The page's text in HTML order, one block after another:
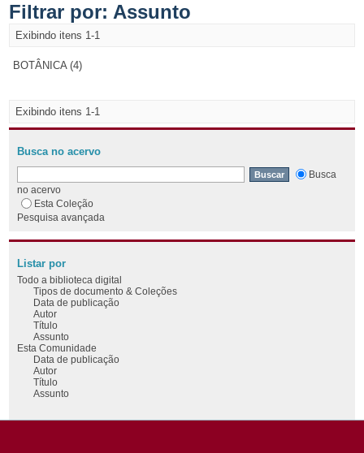
Filtrar por: Assunto
Exibindo itens 1-1
BOTÂNICA (4)
Exibindo itens 1-1
Busca no acervo
Busca
no acervo
Esta Coleção
Pesquisa avançada
Listar por
Todo a biblioteca digital
Tipos de documento & Coleções
Data de publicação
Autor
Título
Assunto
Esta Comunidade
Data de publicação
Autor
Título
Assunto